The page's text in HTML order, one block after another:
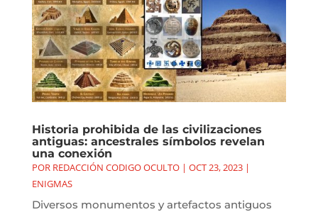
Historia prohibida de las civilizaciones
antiguas: ancestrales símbolos revelan
una conexión
POR REDACCIÓN CODIGO OCULTO| OCT 23, 2023|
ENIGMAS
Diversos monumentos y artefactos antiguos